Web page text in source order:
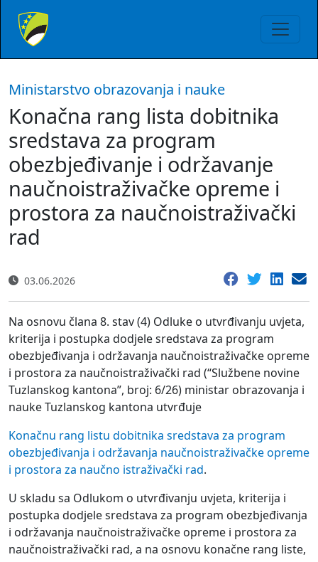
Ministarstvo obrazovanja i nauke
Konačna rang lista dobitnika
sredstava za program
obezbjeđivanje i održavanje
naučnoistraživačke opreme i
prostora za naučnoistraživački
rad
03.06.2026
Na osnovu člana 8. stav (4) Odluke o utvrđivanju uvjeta,
kriterija i postupka dodjele sredstava za program
obezbjeđivanja i održavanja naučnoistraživačke opreme
i prostora za naučnoistraživački rad (“Službene novine
Tuzlanskog kantona”, broj: 6/26) ministar obrazovanja i
nauke Tuzlanskog kantona utvrđuje
Konačnu rang listu dobitnika sredstava za program
obezbjeđivanja i održavanja naučnoistraživačke opreme
i prostora za naučno istraživački rad.
U skladu sa Odlukom o utvrđivanju uvjeta, kriterija i
postupka dodjele sredstava za program obezbjeđivanja
i održavanja naučnoistraživačke opreme i prostora za
naučnoistraživački rad, a na osnovu konačne rang liste,